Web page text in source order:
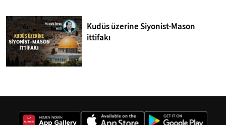
Kudüs üzerine Siyonist-Mason
ittifakı